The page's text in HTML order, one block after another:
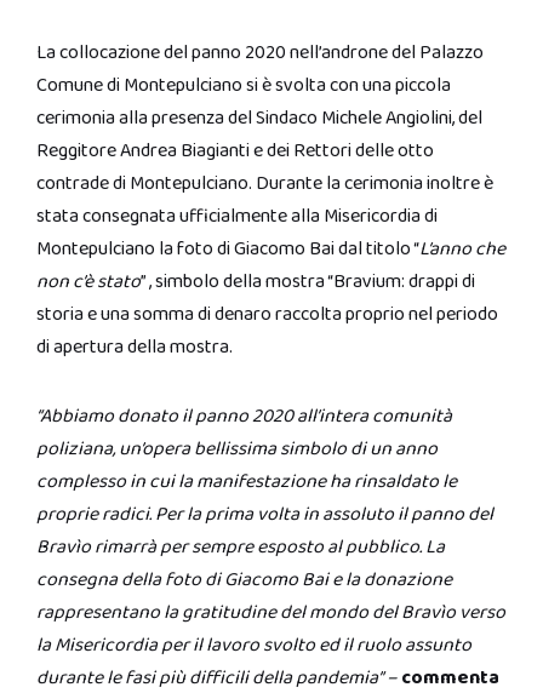
La collocazione del panno 2020 nell’androne del Palazzo
Comune di Montepulciano si è svolta con una piccola
cerimonia alla presenza del Sindaco Michele Angiolini, del
Reggitore Andrea Biagianti e dei Rettori delle otto
contrade di Montepulciano. Durante la cerimonia inoltre è
stata consegnata ufficialmente alla Misericordia di
Montepulciano la foto di Giacomo Bai dal titolo “L’anno che
non c’è stato” , simbolo della mostra “Bravium: drappi di
storia e una somma di denaro raccolta proprio nel periodo
di apertura della mostra.
“Abbiamo donato il panno 2020 all’intera comunità
poliziana, un’opera bellissima simbolo di un anno
complesso in cui la manifestazione ha rinsaldato le
proprie radici. Per la prima volta in assoluto il panno del
Bravìo rimarrà per sempre esposto al pubblico. La
consegna della foto di Giacomo Bai e la donazione
rappresentano la gratitudine del mondo del Bravìo verso
la Misericordia per il lavoro svolto ed il ruolo assunto
durante le fasi più difficili della pandemia” –commenta